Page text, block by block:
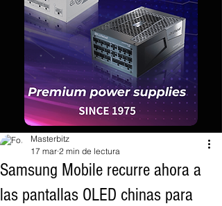
Samsung Mobile recurre ahora a
las pantallas OLED chinas para
Masterbitz
17 mar 2 min de lectura